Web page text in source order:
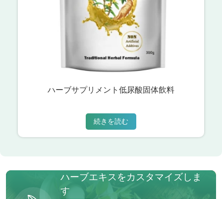
ハーブサプリメント低尿酸固体飲料
続きを読む
ハーブエキスをカスタマイズしま
す